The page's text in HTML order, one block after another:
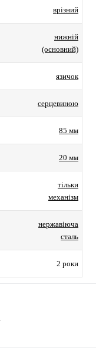
врізний
нижній
(основний)
язичок
серцевиною
85 мм
20 мм
тільки
механізм
нержавіюча
сталь
2 роки